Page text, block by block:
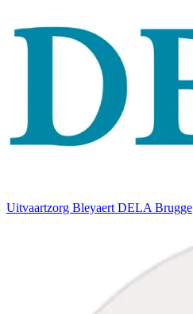
Uitvaartzorg Bleyaert DELA Brugge